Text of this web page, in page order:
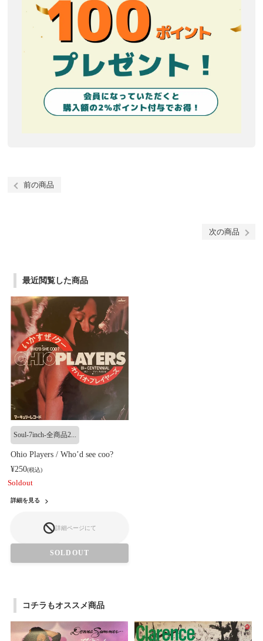
前の商品
次の商品
最近閲覧した商品
Soul-7inch-全商品2...
Ohio Players / Who’d see coo?
¥250(税込)
Soldout
詳細を見る
詳細ページにて
SOLDOUT
コチラもオススメ商品